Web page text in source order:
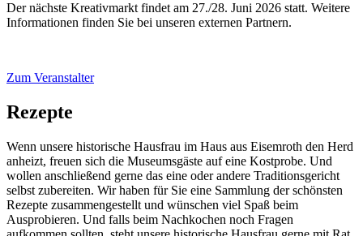
Der nächste Kreativmarkt findet am 27./28. Juni 2026 statt. Weitere
Informationen finden Sie bei unseren externen Partnern.
Zum Veranstalter
Rezepte
Wenn unsere historische Hausfrau im Haus aus Eisemroth den Herd
anheizt, freuen sich die Museumsgäste auf eine Kostprobe. Und
wollen anschließend gerne das eine oder andere Traditionsgericht
selbst zubereiten. Wir haben für Sie eine Sammlung der schönsten
Rezepte zusammengestellt und wünschen viel Spaß beim
Ausprobieren. Und falls beim Nachkochen noch Fragen